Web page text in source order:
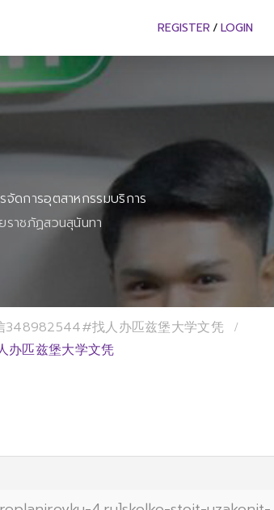
REGISTER / LOGIN
จัดการอุตสาหกรรมบริการ
ราชภัฏสวนสุนันทา
348982544#找人办匹兹堡大学文凭
匹兹堡大学文凭